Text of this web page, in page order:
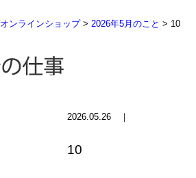
オンラインショップ> 2026年5月のこと > 10
2026.05.26 ｜
10